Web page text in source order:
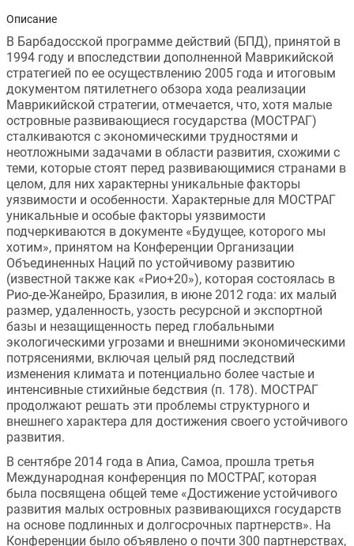
Описание
В Барбадосской программе действий (БПД), принятой в
1994 году и впоследствии дополненной Маврикийской
стратегией по ее осуществлению 2005 года и итоговым
документом пятилетнего обзора хода реализации
Маврикийской стратегии, отмечается, что, хотя малые
островные развивающиеся государства (МОСТРАГ)
сталкиваются с экономическими трудностями и
неотложными задачами в области развития, схожими с
теми, которые стоят перед развивающимися странами в
целом, для них характерны уникальные факторы
уязвимости и особенности. Характерные для МОСТРАГ
уникальные и особые факторы уязвимости
подчеркиваются в документе «Будущее, которого мы
хотим», принятом на Конференции Организации
Объединенных Наций по устойчивому развитию
(известной также как «Рио+20»), которая состоялась в
Рио-де-Жанейро, Бразилия, в июне 2012 года: их малый
размер, удаленность, узость ресурсной и экспортной
базы и незащищенность перед глобальными
экологическими угрозами и внешними экономическими
потрясениями, включая целый ряд последствий
изменения климата и потенциально более частые и
интенсивные стихийные бедствия (п. 178). МОСТРАГ
продолжают решать эти проблемы структурного и
внешнего характера для достижения своего устойчивого
развития.
В сентябре 2014 года в Апиа, Самоа, прошла третья
Международная конференция по МОСТРАГ, которая
была посвящена общей теме «Достижение устойчивого
развития малых островных развивающихся государств
на основе подлинных и долгосрочных партнерств». На
Конференции было объявлено о почти 300 партнерствах,